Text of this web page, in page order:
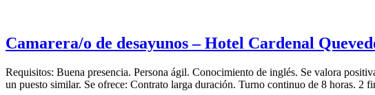
Camarera/o de desayunos – Hotel Cardenal
Requisitos: Buena presencia. Persona ágil. Conocimiento de inglés. Se valora
un puesto similar. Se ofrece: Contrato larga duración. Turno continuo de 8 horas. 2